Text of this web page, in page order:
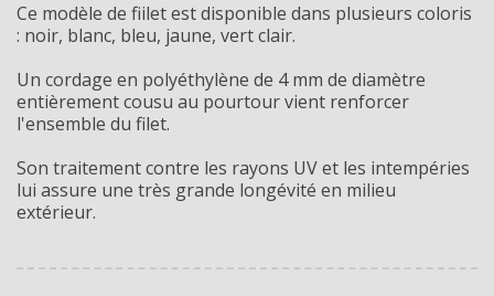
Ce modèle de fiilet est disponible dans plusieurs coloris
: noir, blanc, bleu, jaune, vert clair.
Un cordage en polyéthylène de 4 mm de diamètre
entièrement cousu au pourtour vient renforcer
l'ensemble du filet.
Son traitement contre les rayons UV et les intempéries
lui assure une très grande longévité en milieu
extérieur.